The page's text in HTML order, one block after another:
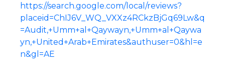
https://search.google.com/local/reviews?
placeid=ChIJ6V_WQ_VXXz4RCkzBjGq69Lw&q
=Audit,+Umm+al+Qaywayn,+Umm+al+Qaywa
yn,+United+Arab+Emirates&authuser=0&hl=e
n&gl=AE